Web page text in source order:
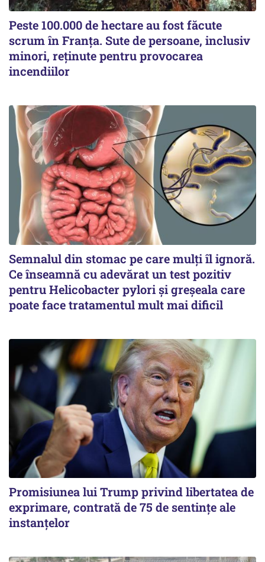
Peste 100.000 de hectare au fost făcute
scrum în Franța. Sute de persoane, inclusiv
minori, reținute pentru provocarea
incendiilor
Semnalul din stomac pe care mulți îl ignoră.
Ce înseamnă cu adevărat un test pozitiv
pentru Helicobacter pylori și greșeala care
poate face tratamentul mult mai dificil
Promisiunea lui Trump privind libertatea de
exprimare, contrată de 75 de sentințe ale
instanțelor